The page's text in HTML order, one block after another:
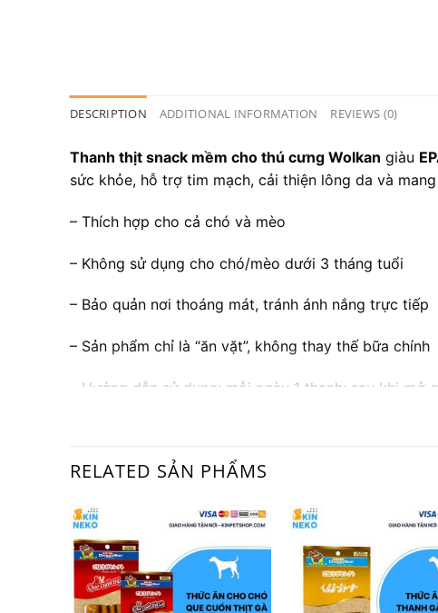
DESCRIPTION ADDITIONAL INFORMATION REVIEWS (0)
Thanh thịt snack mềm cho thú cưng Wolkan giàu
sức khỏe, hỗ trợ tim mạch, cải thiện lông da và
– Thích hợp cho cả chó và mèo
– Không sử dụng cho chó/mèo dưới 3 tháng tuổi
– Bảo quản nơi thoáng mát, tránh ánh nắng trực tiếp
– Sản phẩm chỉ là “ăn vặt”, không thay thế bữa chính
– Hướng dẫn sử dụng: mỗi ngày 1 thanh; sau khi
RELATED SẢN PHẨMS